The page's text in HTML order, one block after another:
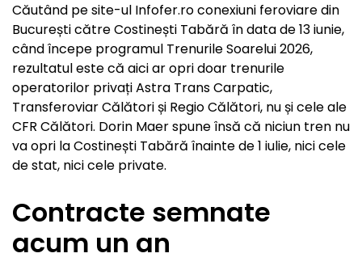
Căutând pe site-ul Infofer.ro conexiuni feroviare din
București către Costinești Tabără în data de 13 iunie,
când începe programul Trenurile Soarelui 2026,
rezultatul este că aici ar opri doar trenurile
operatorilor privați Astra Trans Carpatic,
Transferoviar Călători și Regio Călători, nu și cele ale
CFR Călători. Dorin Maer spune însă că niciun tren nu
va opri la Costinești Tabără înainte de 1 iulie, nici cele
de stat, nici cele private.
Contracte semnate
acum un an